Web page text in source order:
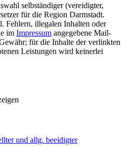
selbständiger (vereidigter,
für die Region Darmstadt.
Fehlern, illegalen Inhalten oder
im Impressum angegebene Mail-
für die Inhalte der verlinkten
Leistungen wird keinerlei
und allg. beeidigter